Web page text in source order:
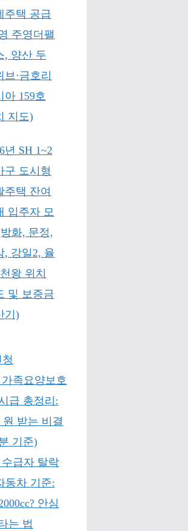
주택 공급
주영더팰
, 양산 두
브·금호리
아 159호
지도)
년 SH 1~2
구 도시형
주택 잔여
입주자 모
화, 문정,
, 강일2, 율
왕 위치
및 보증금
기)
가족요양보호
급 총정리:
원 받는 비결
기준)
수급자 탈락
동차 기준:
안심
는 법